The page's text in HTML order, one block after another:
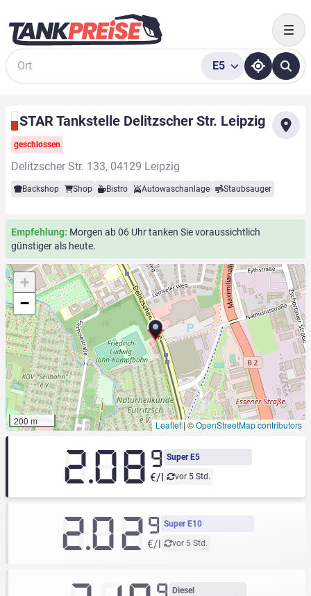
Suche
E5
STAR Tankstelle Delitzscher Str. Leipzig
geschlossen
Delitzscher Str. 133, 04129 Leipzig
Backshop Shop Bistro Autowaschanlage Staubsauger
Empfehlung: Morgen ab 06 Uhr tanken Sie voraussichtlich
günstiger als heute.
+
−
200 m Leaflet|©OpenStreetMap contributors
Super E5
vor 5 Std.
2.08 9
€/l
Super E10
vor 5 Std.
2.029
€/l
Diesel
9